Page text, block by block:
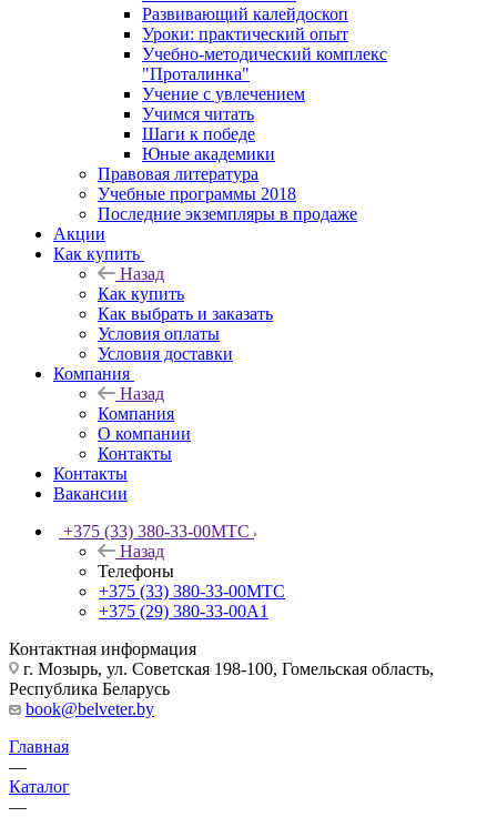
Развивающий калейдоскоп
Уроки: практический опыт
Учебно-методический комплекс
"Проталинка"
Учение с увлечением
Учимся читать
Шаги к победе
Юные академики
Правовая литература
Учебные программы 2018
Последние экземпляры в продаже
Акции
Как купить
Назад
Как купить
Как выбрать и заказать
Условия оплаты
Условия доставки
Компания
Назад
Компания
О компании
Контакты
Контакты
Вакансии
+375 (33) 380-33-00МТС
Назад
Телефоны
+375 (33) 380-33-00МТС
+375 (29) 380-33-00А1
Контактная информация
г. Мозырь, ул. Советская 198-100, Гомельская область,
Республика Беларусь
book@belveter.by
Главная
—
Каталог
—